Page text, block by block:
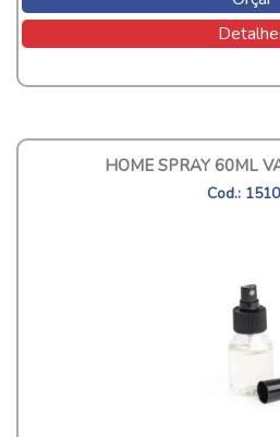
HOME SPRAY 60ML
Cod.: